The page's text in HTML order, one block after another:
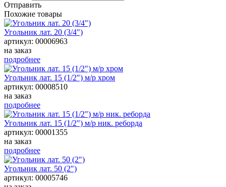
Отправить
Похожие товары
Угольник лат. 20 (3/4")
артикул: 00006963
на заказ
подробнее
Угольник лат. 15 (1/2") м/р хром
артикул: 00008510
на заказ
подробнее
Угольник лат. 15 (1/2") м/р ник. реборда
артикул: 00001355
на заказ
подробнее
Угольник лат. 50 (2")
артикул: 00005746